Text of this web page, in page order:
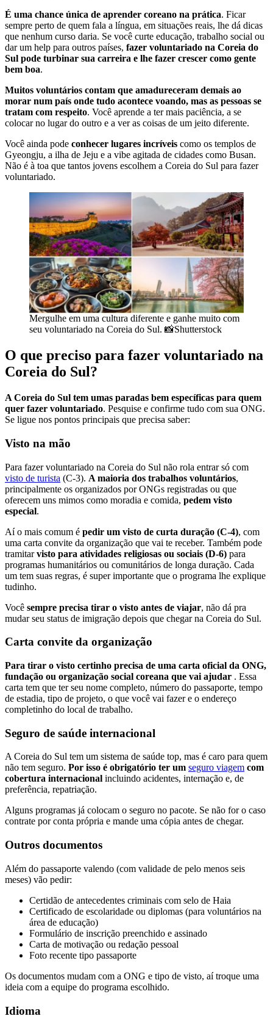
É uma chance única de aprender coreano na prática. Ficar
sempre perto de quem fala a língua, em situações reais, lhe dá dicas
que nenhum curso daria. Se você curte educação, trabalho social ou
dar um help para outros países, fazer voluntariado na Coreia do
Sul pode turbinar sua carreira e lhe fazer crescer como gente
bem boa.
Muitos voluntários contam que amadureceram demais ao
morar num país onde tudo acontece voando, mas as pessoas se
tratam com respeito. Você aprende a ter mais paciência, a se
colocar no lugar do outro e a ver as coisas de um jeito diferente.
Você ainda pode conhecer lugares incríveis como os templos de
Gyeongju, a ilha de Jeju e a vibe agitada de cidades como Busan.
Não é à toa que tantos jovens escolhem a Coreia do Sul para fazer
voluntariado.
Mergulhe em uma cultura diferente e ganhe muito com
seu voluntariado na Coreia do Sul. 📸Shutterstock
O que preciso para fazer voluntariado na
Coreia do Sul?
A Coreia do Sul tem umas paradas bem específicas para quem
quer fazer voluntariado. Pesquise e confirme tudo com sua ONG.
Se ligue nos pontos principais que precisa saber:
Visto na mão
Para fazer voluntariado na Coreia do Sul não rola entrar só com
visto de turista (C-3). A maioria dos trabalhos voluntários,
principalmente os organizados por ONGs registradas ou que
oferecem uns mimos como moradia e comida, pedem visto
especial.
Aí o mais comum é pedir um visto de curta duração (C-4), com
uma carta convite da organização que vai te receber. Também pode
tramitarvisto para atividades religiosas ou sociais (D-6) para
programas humanitários ou comunitários de longa duração. Cada
um tem suas regras, é super importante que o programa lhe explique
tudinho.
Você sempre precisa tirar o visto antes de viajar, não dá pra
mudar seu status de imigração depois que chegar na Coreia do Sul.
Carta convite da organização
Para tirar o visto certinho precisa de uma carta oficial da ONG,
fundação ou organização social coreana que vai ajudar . Essa
carta tem que ter seu nome completo, número do passaporte, tempo
de estadia, tipo de projeto, o que você vai fazer e o endereço
completinho do local de trabalho.
Seguro de saúde internacional
A Coreia do Sul tem um sistema de saúde top, mas é caro para quem
não tem seguro. Por isso é obrigatório ter um seguro viagem com
cobertura internacional incluindo acidentes, internação e, de
preferência, repatriação.
Alguns programas já colocam o seguro no pacote. Se não for o caso
contrate por conta própria e mande uma cópia antes de chegar.
Outros documentos
Além do passaporte valendo (com validade de pelo menos seis
meses) vão pedir:
Certidão de antecedentes criminais com selo de Haia
Certificado de escolaridade ou diplomas (para voluntários na
área de educação)
Formulário de inscrição preenchido e assinado
Carta de motivação ou redação pessoal
Foto recente tipo passaporte
Os documentos mudam com a ONG e tipo de visto, aí troque uma
ideia com a equipe do programa escolhido.
Idioma